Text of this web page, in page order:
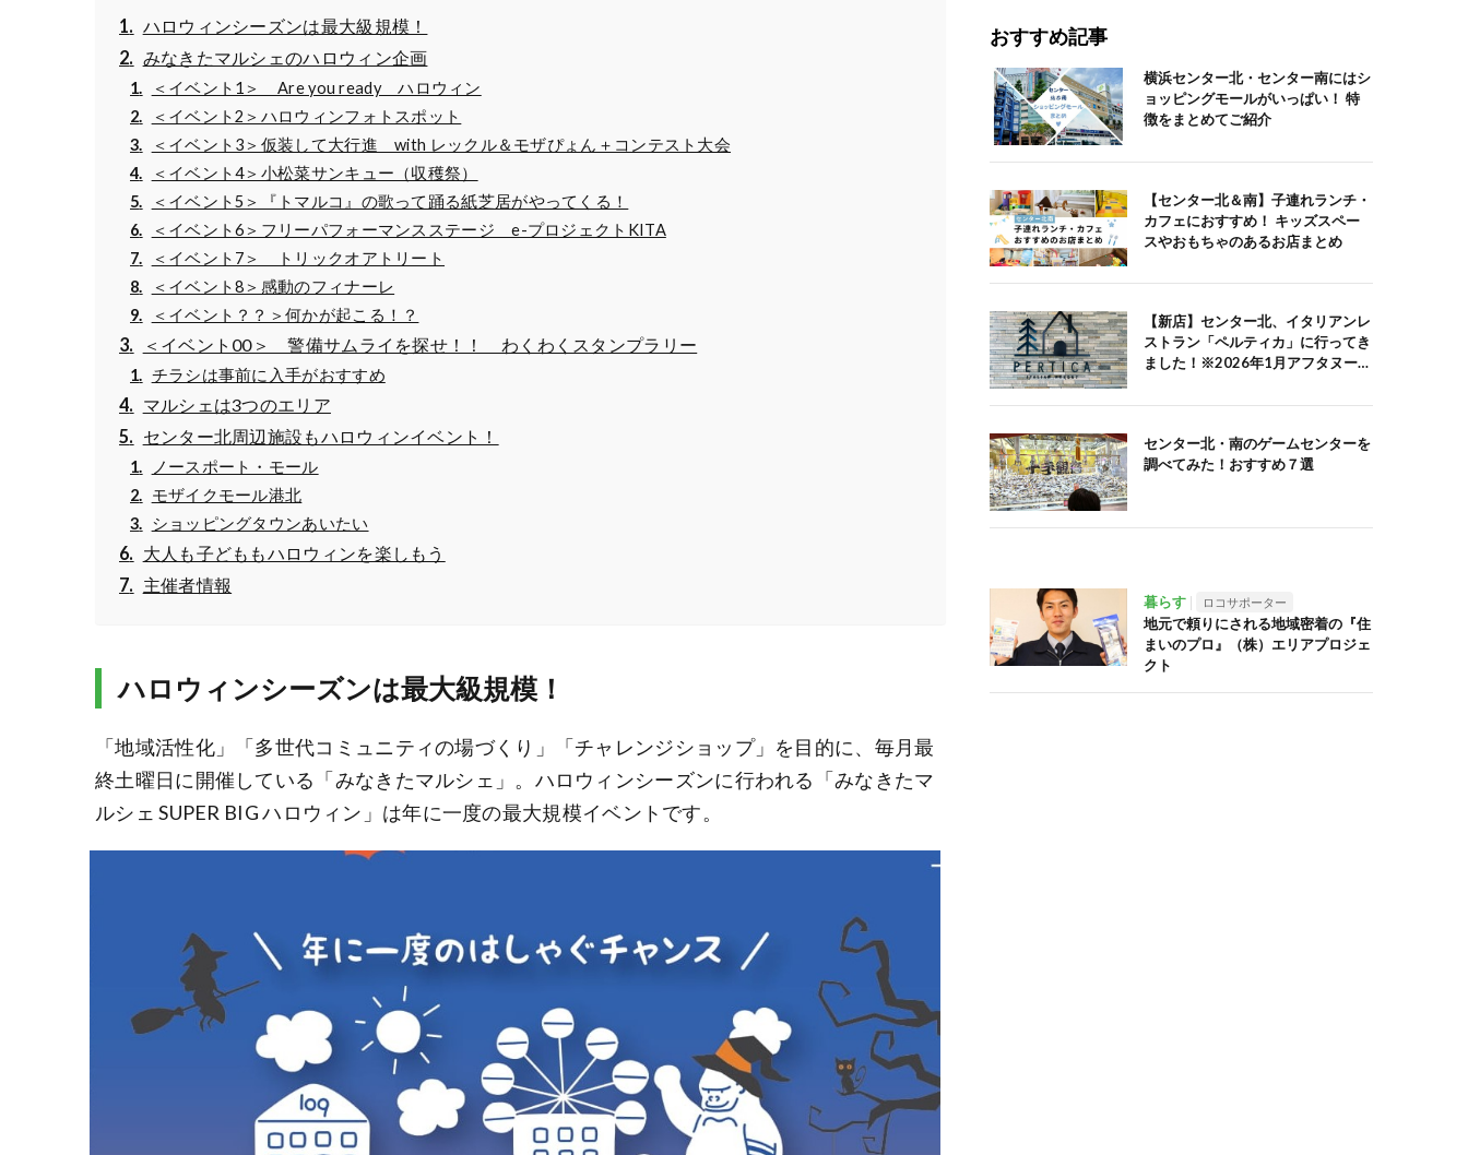
ハロウィンシーズンは最大級規模！
みなきたマルシェのハロウィン企画
＜イベント1＞ Are you ready ハロウィン
＜イベント2＞ハロウィンフォトスポット
＜イベント3＞仮装して大行進 with レックル＆モザぴょん＋コンテスト大会
＜イベント4＞小松菜サンキュー（収穫祭）
＜イベント5＞『トマルコ』の歌って踊る紙芝居がやってくる！
＜イベント6＞フリーパフォーマンスステージ e-プロジェクトKITA
＜イベント7＞ トリックオアトリート
＜イベント8＞感動のフィナーレ
＜イベント？？＞何かが起こる！？
＜イベント00＞ 警備サムライを探せ！！ わくわくスタンプラリー
チラシは事前に入手がおすすめ
マルシェは3つのエリア
センター北周辺施設もハロウィンイベント！
ノースポート・モール
モザイクモール港北
ショッピングタウンあいたい
大人も子どももハロウィンを楽しもう
主催者情報
ハロウィンシーズンは最大級規模！
「地域活性化」「多世代コミュニティの場づくり」「チャレンジショップ」を目的に、毎月最
終土曜日に開催している「みなきたマルシェ」。ハロウィンシーズンに行われる「みなきたマ
ルシェ SUPER BIG ハロウィン」は年に一度の最大規模イベントです。
おすすめ記事
横浜センター北・センター南にはシ
ョッピングモールがいっぱい！ 特
徴をまとめてご紹介
【センター北＆南】子連れランチ・
カフェにおすすめ！ キッズスペー
スやおもちゃのあるお店まとめ
【新店】センター北、イタリアンレ
ストラン「ペルティカ」に行ってき
ました！※2026年1月アフタヌーン
センター北・南のゲームセンターを
調べてみた！おすすめ７選
暮らす ロコサポーター
地元で頼りにされる地域密着の『住
まいのプロ』（株）エリアプロジェ
クト